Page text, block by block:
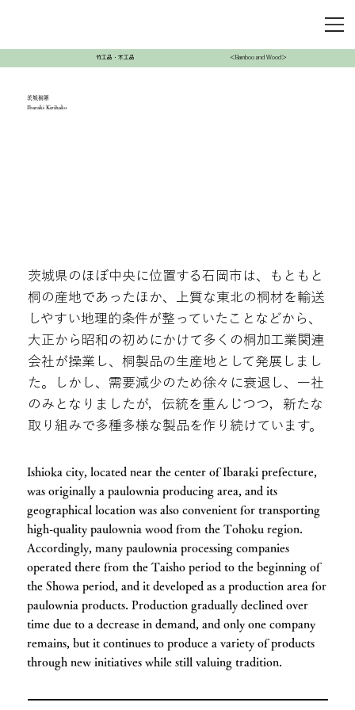
竹工品・木工品 ＜Bamboo and Wood＞
茨城桐箱
Ibaraki Kirihako
茨城県のほぼ中央に位置する石岡市は、もともと
桐の産地であったほか、上質な東北の桐材を輸送
しやすい地理的条件が整っていたことなどから、
大正から昭和の初めにかけて多くの桐加工業関連
会社が操業し、桐製品の生産地として発展しまし
た。しかし、需要減少のため徐々に衰退し、一社
のみとなりましたが，伝統を重んじつつ，新たな
取り組みで多種多様な製品を作り続けています。
Ishioka city, located near the center of Ibaraki prefecture,
was originally a paulownia producing area, and its
geographical location was also convenient for transporting
high-quality paulownia wood from the Tohoku region.
Accordingly, many paulownia processing companies
operated there from the Taisho period to the beginning of
the Showa period, and it developed as a production area for
paulownia products. Production gradually declined over
time due to a decrease in demand, and only one company
remains, but it continues to produce a variety of products
through new initiatives while still valuing tradition.